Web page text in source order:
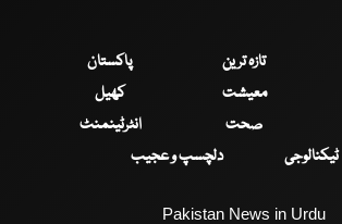
تازہ ترین
پاکستان
معیشت
کھیل
صحت
انٹرٹینمنٹ
ٹیکنالوجی
دلچسپ و عجیب
Pakistan News in Urdu